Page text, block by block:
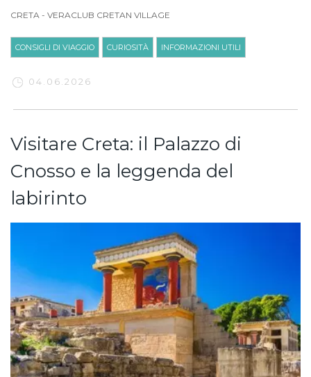
CRETA - VERACLUB CRETAN VILLAGE
CONSIGLI DI VIAGGIO CURIOSITÀ INFORMAZIONI UTILI
04.06.2026
Visitare Creta: il Palazzo di
Cnosso e la leggenda del
labirinto